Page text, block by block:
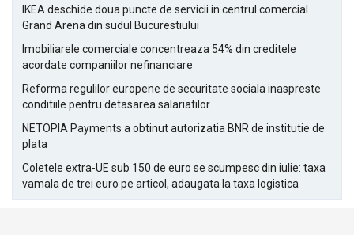
IKEA deschide doua puncte de servicii in centrul comercial
Grand Arena din sudul Bucurestiului
Imobiliarele comerciale concentreaza 54% din creditele
acordate companiilor nefinanciare
Reforma regulilor europene de securitate sociala inaspreste
conditiile pentru detasarea salariatilor
NETOPIA Payments a obtinut autorizatia BNR de institutie de
plata
Coletele extra-UE sub 150 de euro se scumpesc din iulie: taxa
vamala de trei euro pe articol, adaugata la taxa logistica